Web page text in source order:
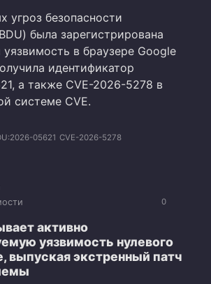
угроз безопасности
была зарегистрирована
уязвимость в браузере Google
идентификатор
а также CVE-2026-5278 в
системе CVE.
05621 CVE-2026-5278
0
активно
уязвимость нулевого
выпуская экстренный патч